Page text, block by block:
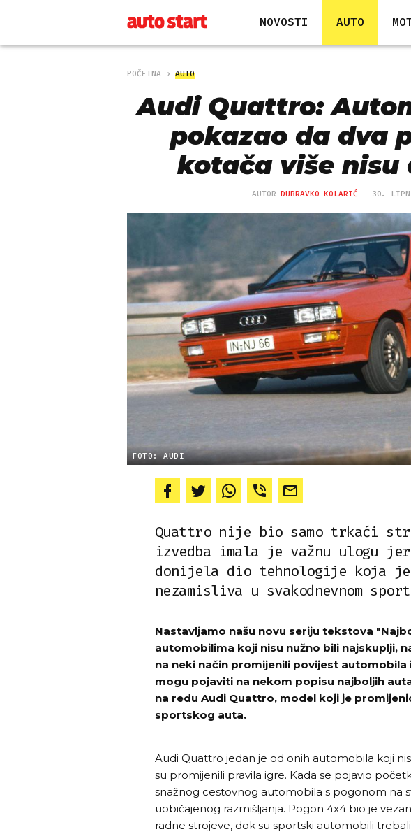
NOVOSTI AUTO
POČETNA AUTO
Audi Quattro:
pokazao da dva
kotača više nisu
AUTORDUBRAVKO KOLARIĆ 30.
FOTO: AUDI
Quattro nije bio samo trkaći
izvedba imala je važnu ulogu
donijela dio tehnologije koja
nezamisliva u svakodnevnom
Nastavljamo našu novu seriju tekstova
automobilima koji nisu nužno bili najskuplji,
na neki način promijenili povijest automobila
mogu pojaviti na nekom popisu najboljih
na redu Audi Quattro, model koji je
sportskog auta.
Audi Quattro jedan je od onih automobila koji
su promijenili pravila igre. Kada se pojavio
snažnog cestovnog automobila s pogonom na
uobičajenog razmišljanja. Pogon 4x4 bio je
radne strojeve, dok su sportski automobili trebali